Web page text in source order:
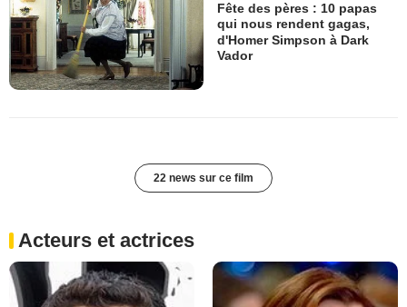
Fête des pères : 10 papas
qui nous rendent gagas,
d'Homer Simpson à Dark
Vador
22 news sur ce film
Acteurs et actrices